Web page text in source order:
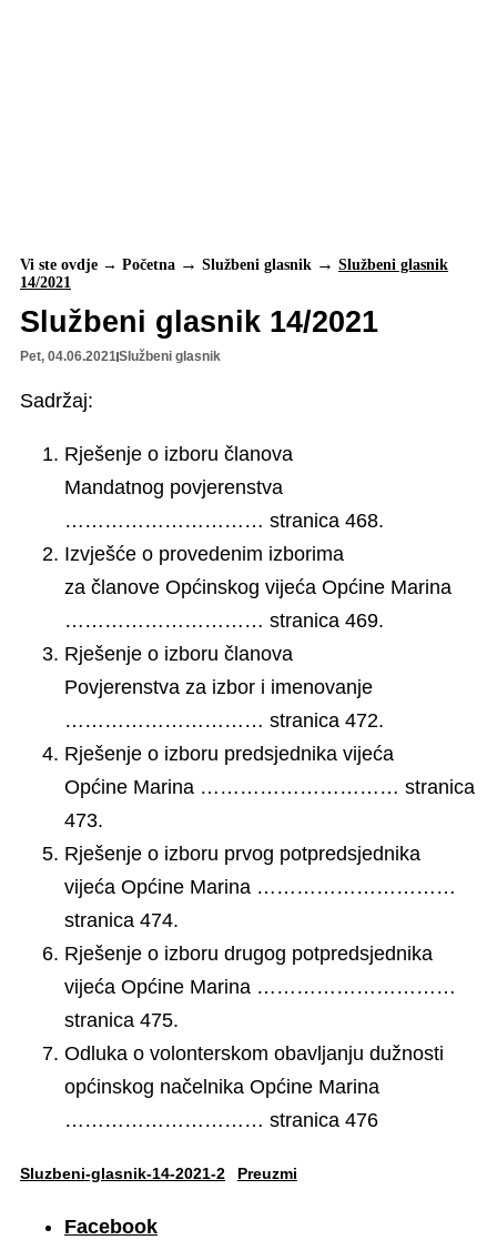
Vi ste ovdje → Početna Službeni glasnik
Službeni glasnik
14/2021
Službeni glasnik 14/2021
Pet, 04.06.2021Službeni glasnik
Sadržaj:
Rješenje o izboru članova
Mandatnog povjerenstva
………………………… stranica 468.
Izvješće o provedenim izborima
za članove Općinskog vijeća Općine Marina
………………………… stranica 469.
Rješenje o izboru članova
Povjerenstva za izbor i imenovanje
………………………… stranica 472.
Rješenje o izboru predsjednika vijeća
Općine Marina ………………………… stranica
473.
Rješenje o izboru prvog potpredsjednika
vijeća Općine Marina …………………………
stranica 474.
Rješenje o izboru drugog potpredsjednika
vijeća Općine Marina …………………………
stranica 475.
Odluka o volonterskom obavljanju dužnosti
općinskog načelnika Općine Marina
………………………… stranica 476
Sluzbeni-glasnik-14-2021-2 Preuzmi
Facebook